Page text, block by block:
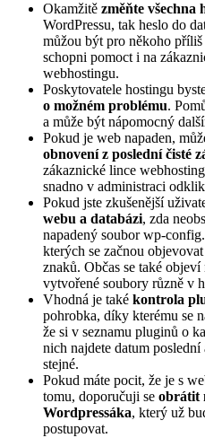
Okamžitě změňte všechna
WordPressu, tak heslo do
můžou být pro někoho
schopni pomoct i na
webhostingu.
Poskytovatele hostingu
o možném problému.
a může být nápomocný
Pokud je web napaden,
obnovení z poslední čisté
zákaznické lince
snadno v administraci
Pokud jste zkušenější
webu a databázi, zda
napadený soubor wp-
kterých se začnou
znaků. Občas se také
vytvořené soubory různě v
Vhodná je také kontrola
pohrobka, díky kterému se
že si v seznamu pluginů o
nich najdete datum
stejné.
Pokud máte pocit, že je s
tomu, doporučuji se obrátit
Wordpressáka, který už
postupovat.